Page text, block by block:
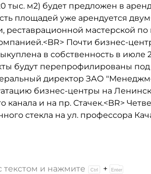
м2) будет предложен в
площадей уже арендуется
мастерской
Почти бизнес-
в собственность в июле
будут перепрофилированы под
директор ЗАО
бизнес-центры на
и на пр. Стачек.<BR>
стекла на ул. профессора
и нажмите +